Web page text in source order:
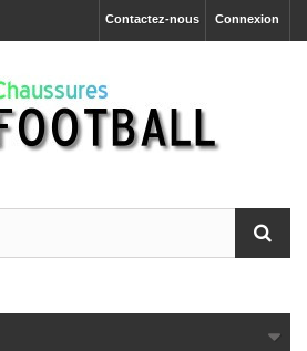
Connexion
Contactez-nous